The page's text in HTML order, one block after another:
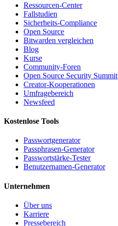
Ressourcen-Center
Fallstudien
Sicherheits-Compliance
Open Source
Bitwarden vergleichen
Blog
Kurse
Community-Foren
Open Source Security Summit
Creator-Kooperationen
Umfragebereich
Newsfeed
Kostenlose Tools
Passwortgenerator
Passphrasen-Generator
Passwortstärke-Tester
Benutzernamen-Generator
Unternehmen
Über uns
Karriere
Pressebereich